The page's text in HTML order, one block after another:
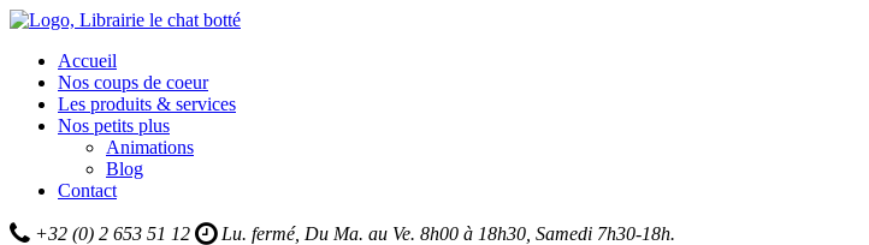
Accueil
Nos coups de coeur
Les produits & services
Nos petits plus
Animations
Blog
Contact
+32 (0) 2 653 51 12 Lu. fermé, Du Ma. au Ve. 8h00 à 18h30, Samedi 7h30-18h.